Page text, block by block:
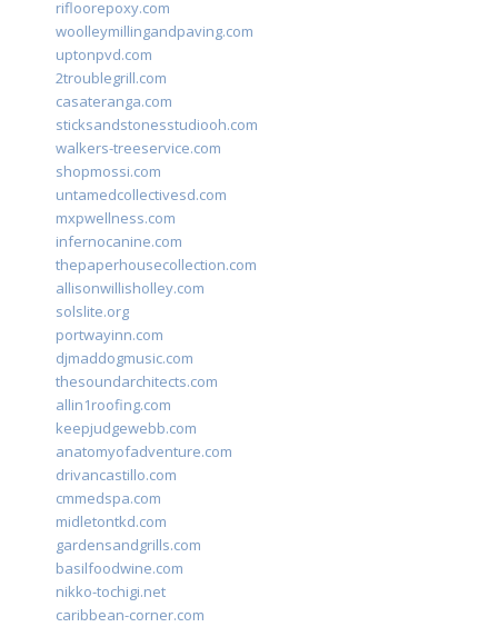
rifloorepoxy.com
woolleymillingandpaving.com
uptonpvd.com
2troublegrill.com
casateranga.com
sticksandstonesstudiooh.com
walkers-treeservice.com
shopmossi.com
untamedcollectivesd.com
mxpwellness.com
infernocanine.com
thepaperhousecollection.com
allisonwillisholley.com
solslite.org
portwayinn.com
djmaddogmusic.com
thesoundarchitects.com
allin1roofing.com
keepjudgewebb.com
anatomyofadventure.com
drivancastillo.com
cmmedspa.com
midletontkd.com
gardensandgrills.com
basilfoodwine.com
nikko-tochigi.net
caribbean-corner.com